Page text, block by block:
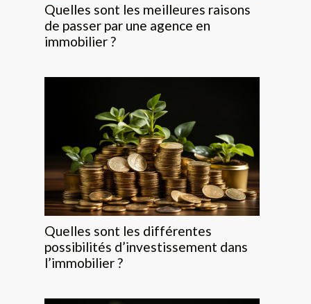
Quelles sont les meilleures raisons
de passer par une agence en
immobilier ?
Quelles sont les différentes
possibilités d’investissement dans
l’immobilier ?